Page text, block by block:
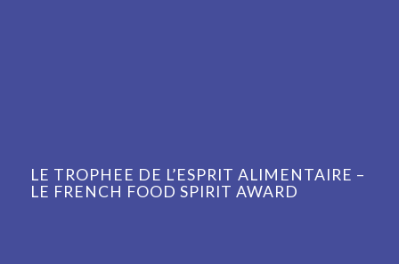
LE TROPHEE DE L’ESPRIT ALIMENTAIRE –
LE FRENCH FOOD SPIRIT AWARD